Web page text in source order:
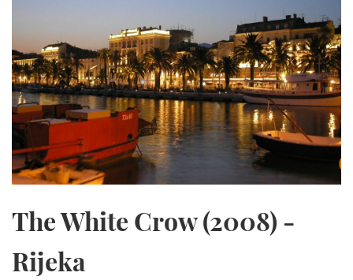
The White Crow (2008) -
Rijeka